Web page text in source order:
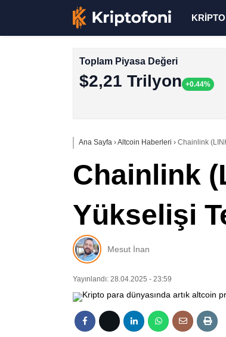
Toplam Piyasa Değeri
$2,21 Trilyon +0.44%
Ana Sayfa ›Altcoin Haberleri › Chainlink
Chainlink
Yükselişi
Mesut İnan
Yayınlandı: 28.04.2025 - 23:59